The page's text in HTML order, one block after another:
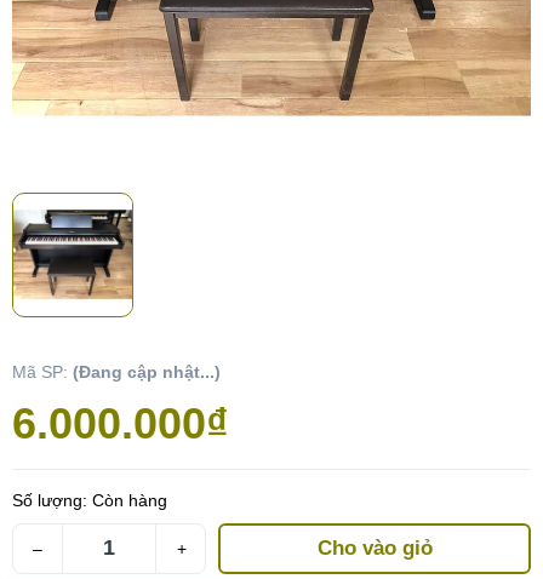
Mã SP: (Đang cập nhật...)
6.000.000₫
Số lượng: Còn hàng
– + Cho vào giỏ